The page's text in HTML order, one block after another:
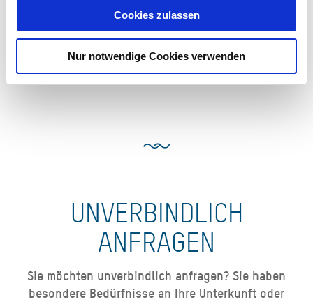
Cookies zulassen
Nur notwendige Cookies verwenden
Ferienwohnung Kirchbichl
UNVERBINDLICH
ANFRAGEN
Sie möchten unverbindlich anfragen? Sie haben
besondere Bedürfnisse an Ihre Unterkunft oder